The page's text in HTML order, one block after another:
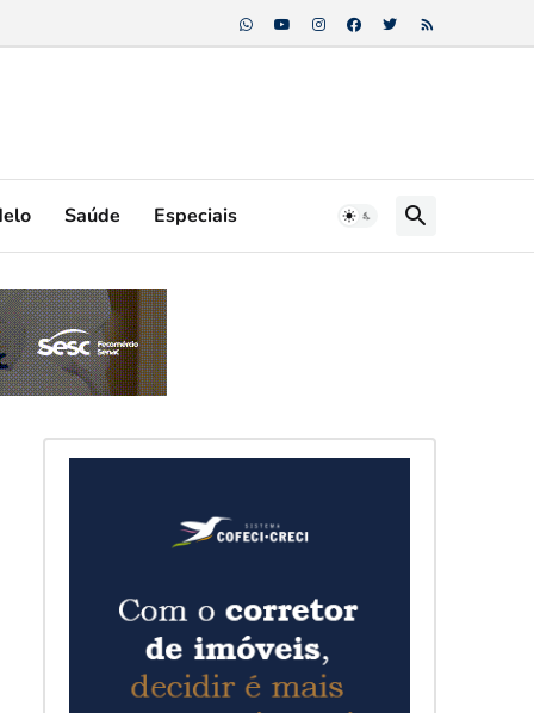
Saúde Especiais